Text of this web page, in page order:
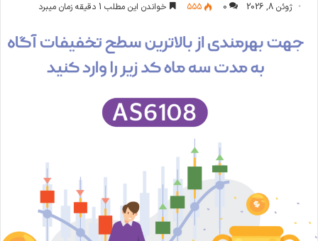
ژوئن 8, 2026 0
555 خواندن این مطلب 1 دقیقه زمان میبرد